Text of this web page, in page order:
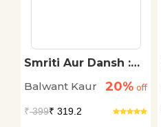
Smriti Aur Dansh :
Aur Teesri Pirhi
Balwant Kaur 20% off
₹399₹ 319.2